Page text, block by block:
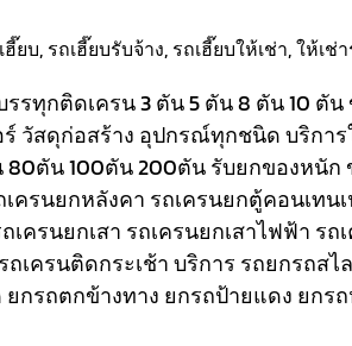
ฮี๊ยบ, รถเฮี๊ยบรับจ้าง, รถเฮี๊ยบให้เช่า,ให้เช่
รรทุกติดเครน 3 ตัน 5 ตัน 8 ตัน 10
ร์ วัสดุก่อสร้าง อุปกรณ์ทุกชนิดบริกา
ตัน 100ตัน 200ตัน รับยกของหนัก
ครนยกหลังคา รถเครนยกตู้คอนเทน
เครนยกเสา รถเครนยกเสาไฟฟ้า ร
ถเครนติดกระเช้าบริการ รถยกรถสไ
รถตกข้างทาง ยกรถป้ายแดง ยกร